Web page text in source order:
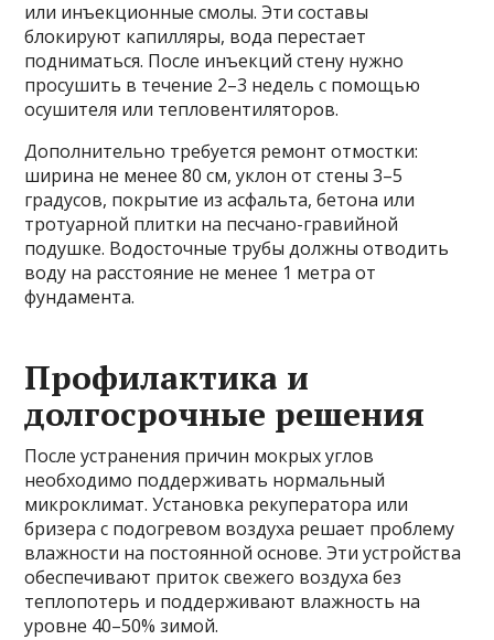
или инъекционные смолы. Эти составы
блокируют капилляры, вода перестает
подниматься. После инъекций стену нужно
просушить в течение 2–3 недель с помощью
осушителя или тепловентиляторов.
Дополнительно требуется ремонт отмостки:
ширина не менее 80 см, уклон от стены 3–5
градусов, покрытие из асфальта, бетона или
тротуарной плитки на песчано-гравийной
подушке. Водосточные трубы должны отводить
воду на расстояние не менее 1 метра от
фундамента.
Профилактика и
долгосрочные решения
После устранения причин мокрых углов
необходимо поддерживать нормальный
микроклимат. Установка рекуператора или
бризера с подогревом воздуха решает проблему
влажности на постоянной основе. Эти устройства
обеспечивают приток свежего воздуха без
теплопотерь и поддерживают влажность на
уровне 40–50% зимой.